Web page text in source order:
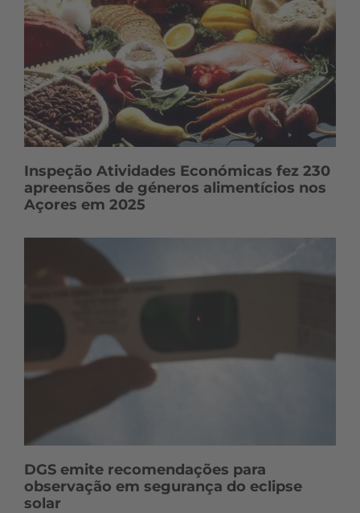
Inspeção Atividades Económicas fez 230
apreensões de géneros alimentícios nos
Açores em 2025
DGS emite recomendações para
observação em segurança do eclipse
solar